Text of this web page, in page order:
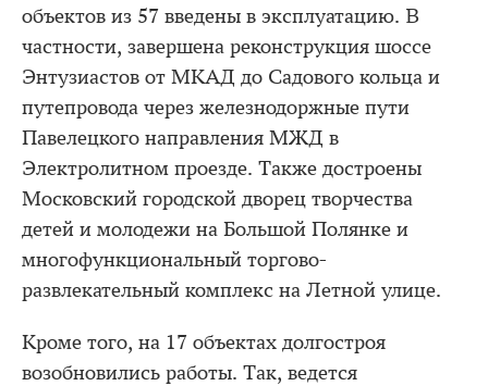
объектов из 57 введены в эксплуатацию. В
частности, завершена реконструкция шоссе
Энтузиастов от МКАД до Садового кольца и
путепровода через железнодоржные пути
Павелецкого направления МЖД в
Электролитном проезде. Также достроены
Московский городской дворец творчества
детей и молодежи на Большой Полянке и
многофункциональный торгово-
развлекательный комплекс на Летной улице.
Кроме того, на 17 объектах долгостроя
возобновились работы. Так, ведется